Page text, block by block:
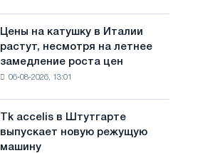
с
а
й
т
а
Цены на катушку в Италии
растут, несмотря на летнее
замедление роста цен
06-08-2026, 13:01
Tk accelis в Штутгарте
выпускает новую режущую
машину